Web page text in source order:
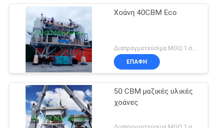
Χοάνη 40CBM Eco
ΕΠΑΦΉ
50 CBM μαζικές υλικές
χοάνες